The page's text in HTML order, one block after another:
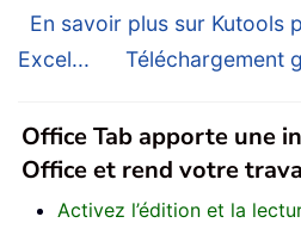
En savoir plus sur Kutools
Excel...
Téléchargement
Office Tab apporte une
Office et rend votre
Activez l’édition et la